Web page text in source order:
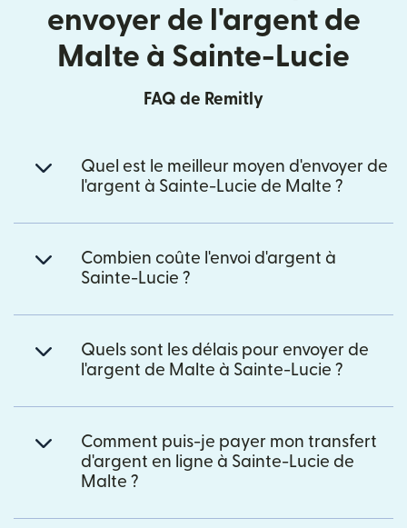
envoyer de l'argent de
Malte à Sainte-Lucie
FAQ de Remitly
Quel est le meilleur moyen d'envoyer de
l'argent à Sainte-Lucie de Malte ?
Combien coûte l'envoi d'argent à
Sainte-Lucie ?
Quels sont les délais pour envoyer de
l'argent de Malte à Sainte-Lucie ?
Comment puis-je payer mon transfert
d'argent en ligne à Sainte-Lucie de
Malte ?